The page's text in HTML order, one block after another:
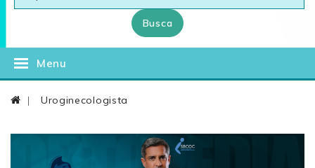
Busca
Menu
Uroginecologista